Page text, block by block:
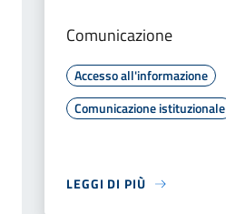
Comunicazione
Accesso all'informazione
Comunicazione istituzionale
LEGGI DI PIÙ